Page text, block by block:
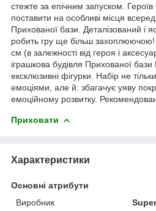
стежте за епічним запуском.
поставити на особливі місця
Прихованої бази. Деталізований і
робить гру ще більш захоплюючою!
см (в залежності від героя і
іграшкова будівля Прихованої
ексклюзивні фігурки. Набір не
емоціями, але й: збагачує уяву
емоційному розвитку.
Приховати
Характеристики
Основні атрибути
Виробник